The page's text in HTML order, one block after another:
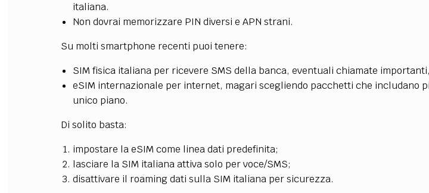
italiana.
Non dovrai memorizzare PIN diversi e APN strani.
Su molti smartphone recenti puoi tenere:
SIM fisica italiana per ricevere SMS della banca, eventuali chiamate
eSIM internazionale per internet, magari scegliendo pacchetti che includano
unico piano.
Di solito basta:
impostare la eSIM come linea dati predefinita;
lasciare la SIM italiana attiva solo per voce/SMS;
disattivare il roaming dati sulla SIM italiana per sicurezza.